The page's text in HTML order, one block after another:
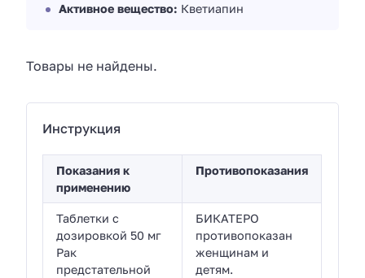
Активное вещество: Кветиапин
Товары не найдены.
Инструкция
Показания к
применению
Противопоказания
Таблетки с
дозировкой 50 мг
Рак
предстательной
БИКАТЕРО
противопоказан
женщинам и
детям.